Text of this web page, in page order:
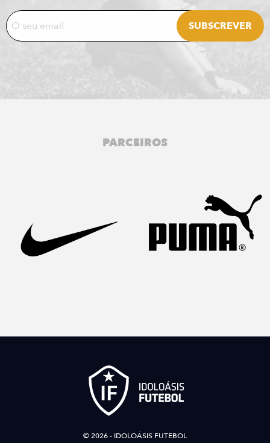
PARCEIROS
© 2026 - IDOLOÁSIS FUTEBOL